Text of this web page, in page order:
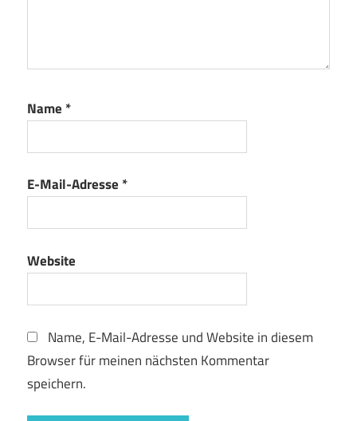
Name *
E-Mail-Adresse *
Website
Name, E-Mail-Adresse und Website in diesem
Browser für meinen nächsten Kommentar
speichern.